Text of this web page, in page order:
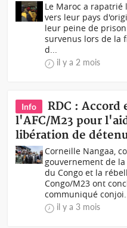
Le Maroc a rapatrié
vers leur pays
leur peine de
survenus lors de la
d...
il y a 2 mois
Info
RDC : Accord
l'AFC/M23 pour
libération de
Corneille Nangaa,
gouvernement de
du Congo et la
Congo/M23 ont
communiqué
il y a 3 mois